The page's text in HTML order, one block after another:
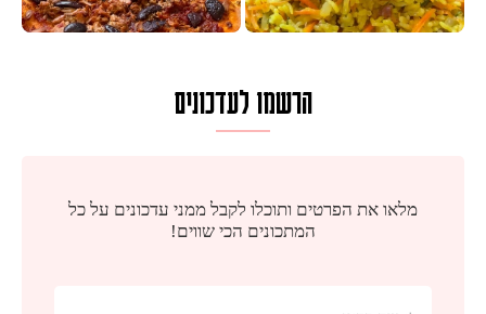
הרשמו לעדכונים